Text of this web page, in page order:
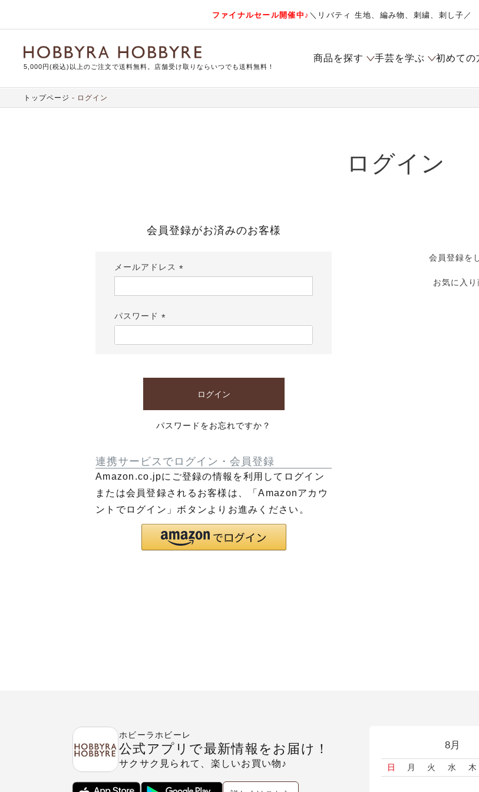
ファイナルセール開催中♪ ＼リバティ 生地、編み物、刺繍、刺し子／
5,000円(税込)以上のご注文で送料無料。店舗受け取りならいつでも送料無料！
商品を探す 手芸を学ぶ 初めての
トップページ ログイン
ログイン
会員登録がお済みのお客様
メールアドレス
須)
パスワード
須)
ログイン
パスワードをお忘れですか？
連携サービスでログイン・会員登録
Amazon.co.jpにご登録の情報を利用してログイン
または会員登録されるお客様は、「Amazonアカウ
ントでログイン」ボタンよりお進みください。
会員登録を
お気に入
8月
日 月 火 水 木
ホビーラホビーレ
公式アプリで最新情報をお届け！
サクサク見られて、楽しいお買い物♪